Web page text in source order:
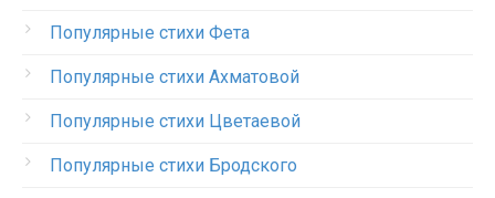
Популярные стихи Фета
Популярные стихи Ахматовой
Популярные стихи Цветаевой
Популярные стихи Бродского